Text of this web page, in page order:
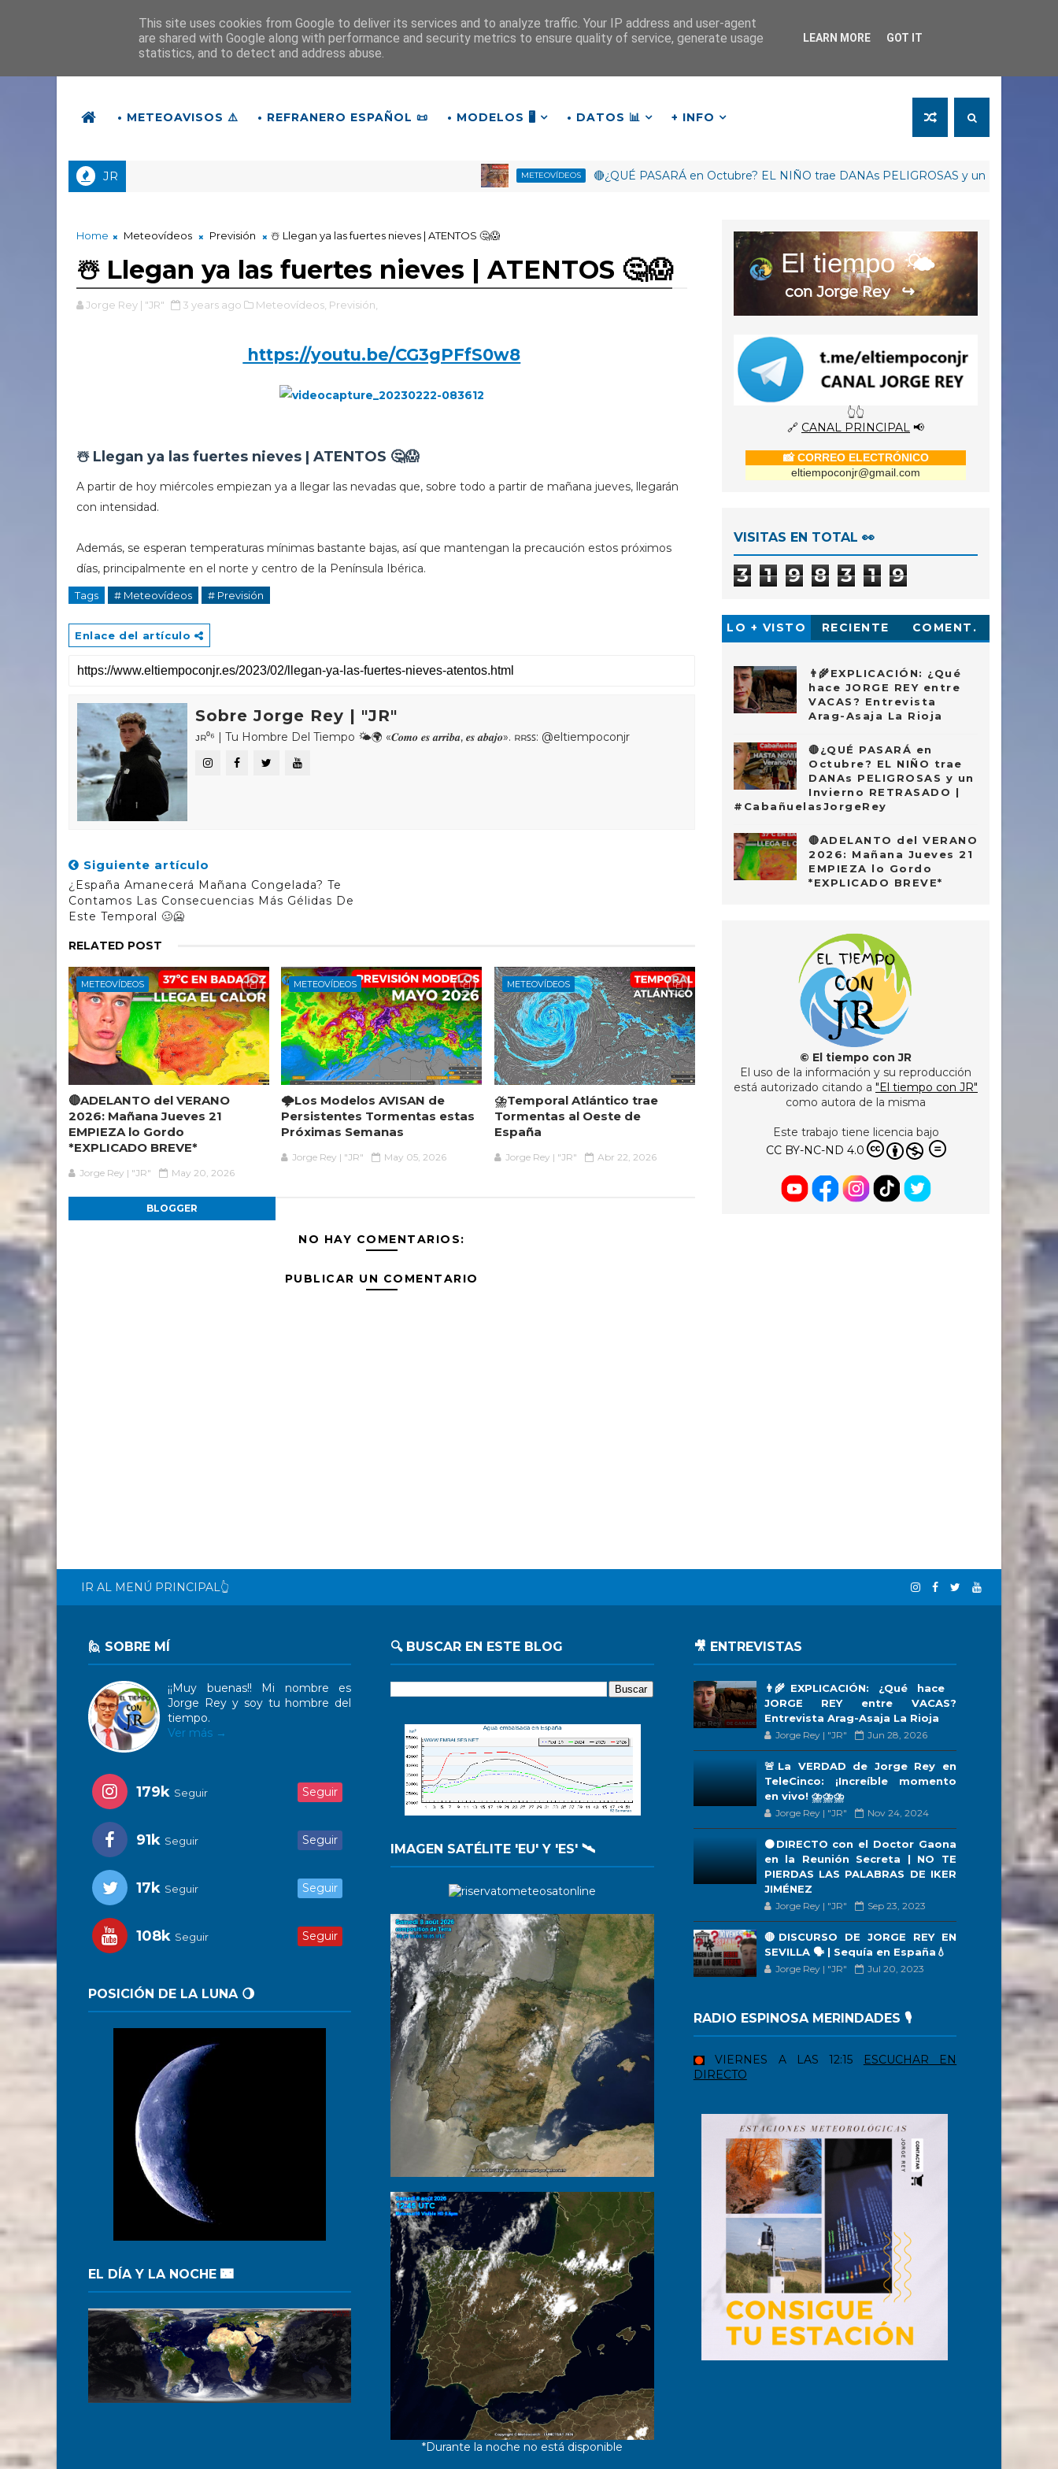
• METEOAVISOS ⚠️ • REFRANERO ESPAÑOL 📜 • MODELOS 🖥️ • DATOS 📊 + INFO
JR METEOVÍDEOS 🔴¿QUÉ PASARÁ en Octubre? EL NIÑO trae DANAs PELIGROSAS y un Invierno
Home Meteovídeos Previsión ☃️ Llegan ya las fuertes nieves | ATENTOS 🤔😱
☃️ Llegan ya las fuertes nieves | ATENTOS 🤔😱
Jorge Rey | "JR" 3 years ago Meteovídeos, Previsión,
https://youtu.be/CG3gPFfS0w8
☃️ Llegan ya las fuertes nieves | ATENTOS 🤔😱
A partir de hoy miércoles empiezan ya a llegar las nevadas que, sobre todo a partir de mañana jueves, llegarán
con intensidad.
Además, se esperan temperaturas mínimas bastante bajas, así que mantengan la precaución estos próximos
días, principalmente en el norte y centro de la Península Ibérica.
Tags # Meteovídeos # Previsión
Enlace del artículo
Sobre Jorge Rey | "JR"
ᴊʀ⁰⁶ | Tu Hombre Del Tiempo 🌤🌍 «𝑪𝒐𝒎𝒐 𝒆𝒔 𝒂𝒓𝒓𝒊𝒃𝒂, 𝒆𝒔 𝒂𝒃𝒂𝒋𝒐». ʀʀꜱꜱ: @eltiempoconjr
Siguiente artículo
¿España Amanecerá Mañana Congelada? Te
Contamos Las Consecuencias Más Gélidas De
Este Temporal 🥴🥶
RELATED POST
METEOVÍDEOS
🔴ADELANTO del VERANO
2026: Mañana Jueves 21
EMPIEZA lo Gordo
*EXPLICADO BREVE*
Jorge Rey | "JR" May 20, 2026
METEOVÍDEOS
🌩️Los Modelos AVISAN de
Persistentes Tormentas estas
Próximas Semanas
Jorge Rey | "JR" May 05, 2026
METEOVÍDEOS
⛈️Temporal Atlántico trae
Tormentas al Oeste de
España
Jorge Rey | "JR" Abr 22, 2026
BLOGGER
NO HAY COMENTARIOS:
PUBLICAR UN COMENTARIO
El tiempo 🌤️
con Jorge Rey ↪
👆👆
🔗 CANAL PRINCIPAL 📢
📸 CORREO ELECTRÓNICO
eltiempoconjr@gmail.com
VISITAS EN TOTAL 👀
3 1 9 8 3 1 9
LO + VISTO RECIENTE COMENT.
👨‍🌾EXPLICACIÓN: ¿Qué
hace JORGE REY entre
VACAS? Entrevista
Arag-Asaja La Rioja
🔴¿QUÉ PASARÁ en
Octubre? EL NIÑO trae
DANAs PELIGROSAS y un
Invierno RETRASADO |
#CabañuelasJorgeRey
🔴ADELANTO del VERANO
2026: Mañana Jueves 21
EMPIEZA lo Gordo
*EXPLICADO BREVE*
© El tiempo con JR
El uso de la información y su reproducción
está autorizado citando a "El tiempo con JR"
como autora de la misma
Este trabajo tiene licencia bajo
CC BY-NC-ND 4.0
IR AL MENÚ PRINCIPAL👆
🙋 SOBRE MÍ
¡¡Muy buenas!! Mi nombre es
Jorge Rey y soy tu hombre del
tiempo.
Ver más →
179k Seguir Seguir
91k Seguir Seguir
17k Seguir Seguir
108k Seguir Seguir
POSICIÓN DE LA LUNA 🌖
EL DÍA Y LA NOCHE 🌃
🔍 BUSCAR EN ESTE BLOG
IMAGEN SATÉLITE 'EU' Y 'ES' 🛰️
*Durante la noche no está disponible
🎥 ENTREVISTAS
👨‍🌾EXPLICACIÓN: ¿Qué hace
JORGE REY entre VACAS?
Entrevista Arag-Asaja La Rioja
Jorge Rey | "JR" Jun 28, 2026
🚨La VERDAD de Jorge Rey en
TeleCinco: ¡Increíble momento
en vivo! ⛈️⛈️⛈️
Jorge Rey | "JR" Nov 24, 2024
🟠DIRECTO con el Doctor Gaona
en la Reunión Secreta | NO TE
PIERDAS LAS PALABRAS DE IKER
JIMÉNEZ
Jorge Rey | "JR" Sep 23, 2023
🔴DISCURSO DE JORGE REY EN
SEVILLA 🗣 | Sequía en España💧
Jorge Rey | "JR" Jul 20, 2023
RADIO ESPINOSA MERINDADES 🎙️
VIERNES A LAS 12:15
ESCUCHAR EN
DIRECTO
This site uses cookies from Google to deliver its services and to analyze traffic. Your IP address and user-agent
are shared with Google along with performance and security metrics to ensure quality of service, generate usage
statistics, and to detect and address abuse.
LEARN MORE GOT IT